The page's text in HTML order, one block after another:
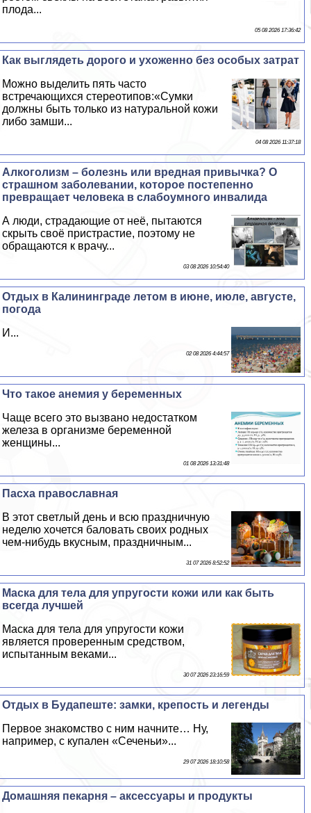
плода...
05 08 2026 17:36:42
Как выглядеть дорого и ухоженно без особых затрат
Можно выделить пять часто
встречающихся стереотипов:«Сумки
должны быть только из натуральной кожи
либо замши...
04 08 2026 11:37:18
Алкоголизм – болезнь или вредная привычка? О
страшном заболевании, которое постепенно
превращает человека в слабоумного инвалида
А люди, страдающие от неё, пытаются
скрыть своё пристрастие, поэтому не
обращаются к врачу...
03 08 2026 10:54:40
Отдых в Калининграде летом в июне, июле, августе,
погода
И...
02 08 2026 4:44:57
Что такое анемия у беременных
Чаще всего это вызвано недостатком
железа в организме беременной
женщины...
01 08 2026 13:31:48
Пасха православная
В этот светлый день и всю праздничную
неделю хочется баловать своих родных
чем-нибудь вкусным, праздничным...
31 07 2026 8:52:52
Маска для тела для упругости кожи или как быть
всегда лучшей
Маска для тела для упругости кожи
является проверенным средством,
испытанным веками...
30 07 2026 23:16:59
Отдых в Будапеште: замки, крепость и легенды
Первое знакомство с ним начните… Ну,
например, с купален «Сеченьи»...
29 07 2026 18:10:58
Домашняя пекарня – аксессуары и продукты